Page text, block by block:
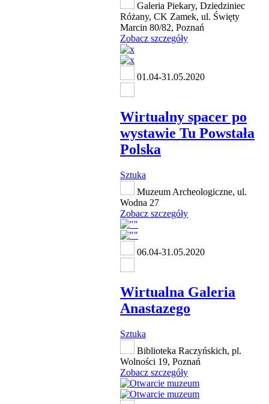
Galeria Piekary, Dziedziniec
Różany, CK Zamek, ul. Święty
Marcin 80/82, Poznań
Zobacz szczegóły
01.04-31.05.2020
Wirtualny spacer po
wystawie Tu Powstała
Polska
Sztuka
Muzeum Archeologiczne, ul.
Wodna 27
Zobacz szczegóły
06.04-31.05.2020
Wirtualna Galeria
Anastazego
Sztuka
Biblioteka Raczyńskich, pl.
Wolności 19, Poznań
Zobacz szczegóły